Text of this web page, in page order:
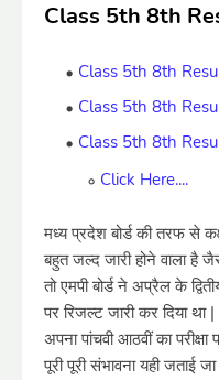
Class 5th 8th
Class 5th 8th
Class 5th 8th
Class 5th 8th
Click Here....
मध्य प्रदेश बोर्ड की तरफ से
बहुत जल्द जारी होने वाला है
तो एमपी बोर्ड ने अप्रैल के
पर रिजल्ट जारी कर दिया था
अपना पांचवी आठवीं का परीक्षा
पूरी पूरी संभावना यही जताई